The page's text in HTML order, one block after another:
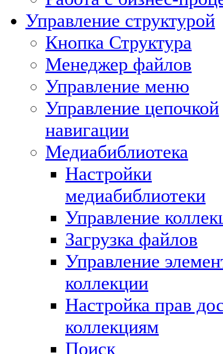
Управление структурой
Кнопка Структура
Менеджер файлов
Управление меню
Управление цепочкой
навигации
Медиабиблиотека
Настройки
медиабиблиотеки
Управление
Загрузка файлов
Управление
коллекции
Настройка прав
коллекциям
Поиск